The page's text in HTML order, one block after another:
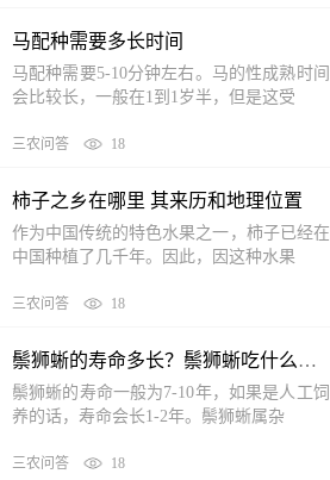
马配种需要多长时间
马配种需要5-10分钟左右。马的性成熟时间
会比较长，一般在1到1岁半，但是这受
三农问答 18
柿子之乡在哪里 其来历和地理位置
作为中国传统的特色水果之一，柿子已经在
中国种植了几千年。因此，因这种水果
三农问答 18
鬃狮蜥的寿命多长？鬃狮蜥吃什么食物
鬃狮蜥的寿命一般为7-10年，如果是人工饲
养的话，寿命会长1-2年。鬃狮蜥属杂
三农问答 18